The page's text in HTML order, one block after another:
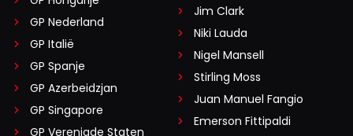
GP Nederland
GP Italië
GP Spanje
GP Azerbeidzjan
GP Singapore
GP Verenigde Staten
Jim Clark
Niki Lauda
Nigel Mansell
Stirling Moss
Juan Manuel Fangio
Emerson Fittipaldi